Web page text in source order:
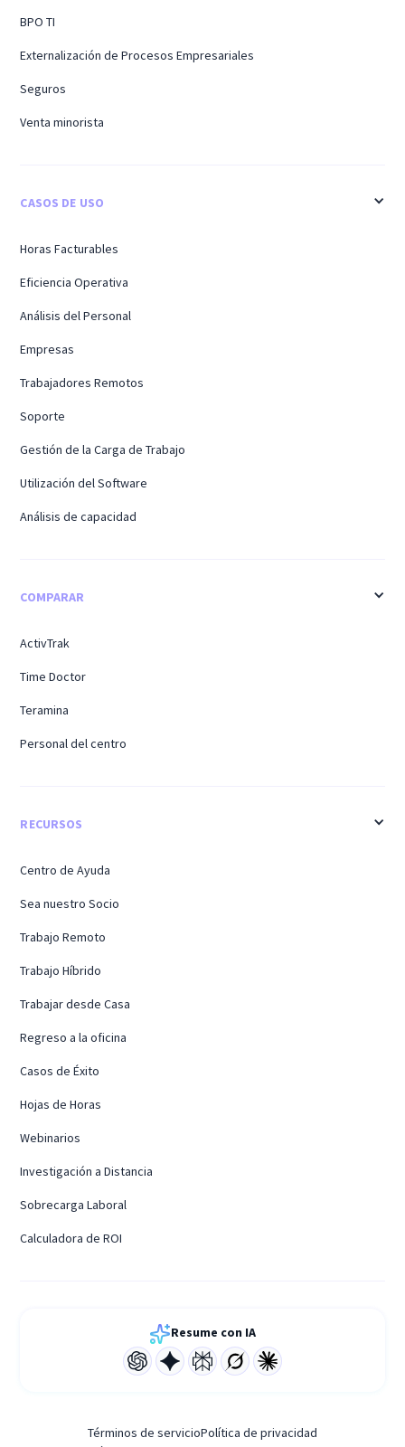
BPO TI
Externalización de Procesos Empresariales
Seguros
Venta minorista
CASOS DE USO
Horas Facturables
Eficiencia Operativa
Análisis del Personal
Empresas
Trabajadores Remotos
Soporte
Gestión de la Carga de Trabajo
Utilización del Software
Análisis de capacidad
COMPARAR
ActivTrak
Time Doctor
Teramina
Personal del centro
RECURSOS
Centro de Ayuda
Sea nuestro Socio
Trabajo Remoto
Trabajo Híbrido
Trabajar desde Casa
Regreso a la oficina
Casos de Éxito
Hojas de Horas
Webinarios
Investigación a Distancia
Sobrecarga Laboral
Calculadora de ROI
Resume con IA
Términos de servicioPolítica de privacidad